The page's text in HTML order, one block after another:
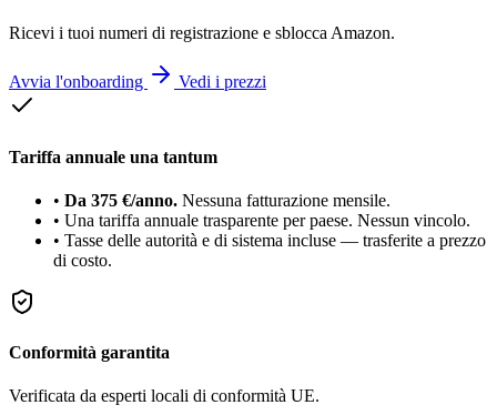
Ricevi i tuoi numeri di registrazione e sblocca Amazon.
Avvia l'onboarding Vedi i prezzi
Tariffa annuale una tantum
• Da 375 €/anno. Nessuna fatturazione mensile.
• Una tariffa annuale trasparente per paese. Nessun vincolo.
• Tasse delle autorità e di sistema incluse — trasferite a prezzo
di costo.
Conformità garantita
Verificata da esperti locali di conformità UE.